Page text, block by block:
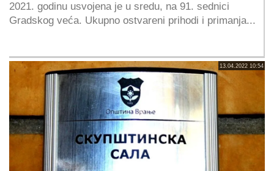
2021. godinu usvojena je u sredu, na 91. sednici
Gradskog veća. Ukupno ostvareni prihodi i primanja...
13.04.2022 10:54